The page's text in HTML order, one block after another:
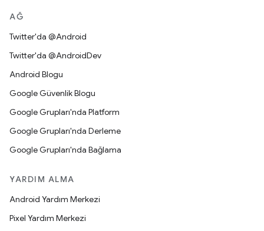
AĞ
Twitter'da @Android
Twitter'da @AndroidDev
Android Blogu
Google Güvenlik Blogu
Google Grupları'nda Platform
Google Grupları'nda Derleme
Google Grupları'nda Bağlama
YARDIM ALMA
Android Yardım Merkezi
Pixel Yardım Merkezi